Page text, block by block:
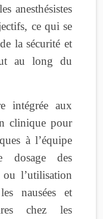
anesthésistes
ce qui se
la sécurité et
au long du
intégrée aux
clinique pour
à l’équipe
dosage des
ou l’utilisation
nausées et
chez les